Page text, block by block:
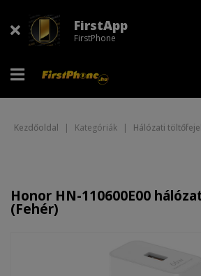
FirstApp
FirstPhone
Kezdőoldal | Kategóriák | Hálózati
Honor HN-110600E00
(Fehér)